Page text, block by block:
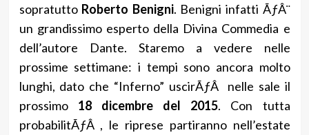
sopratuttoRoberto Benigni. Benigni infatti ÃƒÂ¨
un grandissimo esperto della Divina Commedia e
dell’autore Dante. Staremo a vedere nelle
prossime settimane: i tempi sono ancora molto
lunghi, dato che “Inferno” uscirÃƒÂ nelle sale il
prossimo 18 dicembre del 2015. Con tutta
probabilitÃƒÂ , le riprese partiranno nell’estate